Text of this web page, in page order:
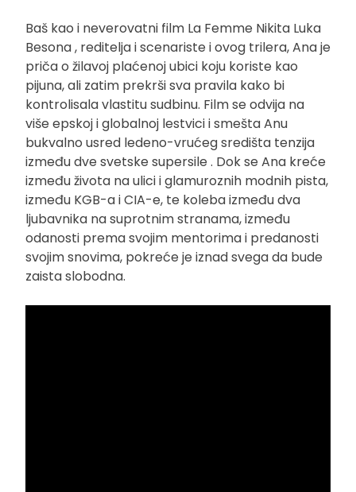
Baš kao i neverovatni film La Femme Nikita Luka
Besona , reditelja i scenariste i ovog trilera, Ana je
priča o žilavoj plaćenoj ubici koju koriste kao
pijuna, ali zatim prekrši sva pravila kako bi
kontrolisala vlastitu sudbinu. Film se odvija na
više epskoj i globalnoj lestvici i smešta Anu
bukvalno usred ledeno-vrućeg središta tenzija
između dve svetske supersile . Dok se Ana kreće
između života na ulici i glamuroznih modnih pista,
između KGB-a i CIA-e, te koleba između dva
ljubavnika na suprotnim stranama, između
odanosti prema svojim mentorima i predanosti
svojim snovima, pokreće je iznad svega da bude
zaista slobodna.